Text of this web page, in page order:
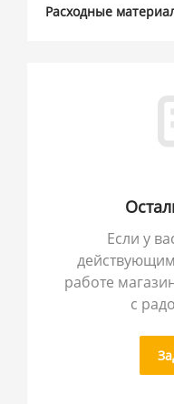
Расходные
Если у
работе
с